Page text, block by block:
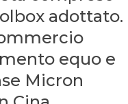
adottato.
equo e
Micron